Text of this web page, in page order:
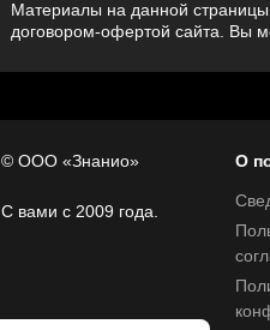
Материалы на данной страницы
договором-офертой сайта. Вы
© ООО «Знанио»
С вами с 2009 года.
О